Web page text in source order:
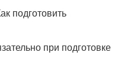
при подготовке